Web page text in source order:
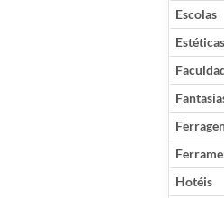
Escolas
Estéticas
Hotéis